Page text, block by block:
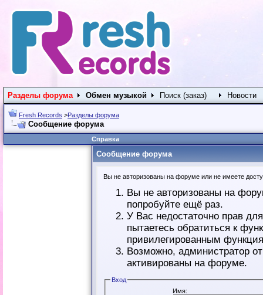
Разделы форума Обмен музыкой Поиск (заказ) Новости
Fresh Records >Разделы форума
Сообщение форума
Справка
Сообщение форума
Вы не авторизованы на форуме или не имеете
Вы не авторизованы на
попробуйте ещё раз.
У Вас недостаточно прав
пытаетесь обратиться к
привилегированным
Возможно, администратор
активированы на форуме.
Вход
Имя: